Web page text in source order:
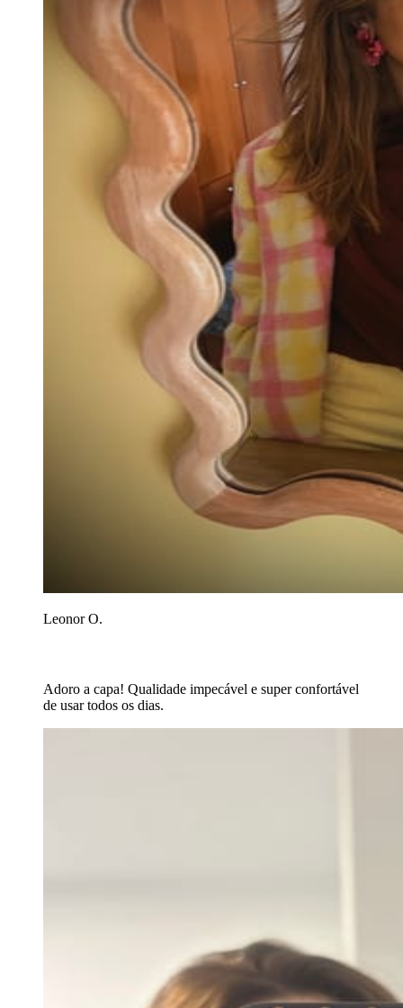
Leonor O.
Adoro a capa! Qualidade impecável e super confortável
de usar todos os dias.